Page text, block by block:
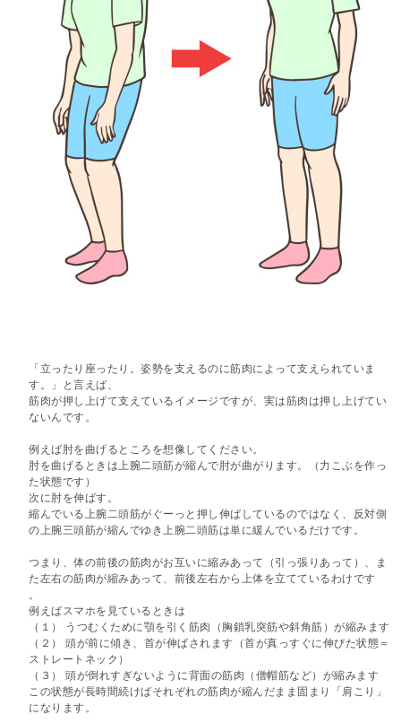
「立ったり座ったり。姿勢を支えるのに筋肉によって支えられていま
す。」と言えば、
筋肉が押し上げて支えているイメージですが、実は筋肉は押し上げてい
ないんです。
例えば肘を曲げるところを想像してください。
肘を曲げるときは上腕二頭筋が縮んで肘が曲がります。（力こぶを作っ
た状態です）
次に肘を伸ばす。
縮んでいる上腕二頭筋がぐーっと押し伸ばしているのではなく、反対側
の上腕三頭筋が縮んでゆき上腕二頭筋は単に緩んでいるだけです。
つまり、体の前後の筋肉がお互いに縮みあって（引っ張りあって）、ま
た左右の筋肉が縮みあって、前後左右から上体を立てているわけです
。
例えばスマホを見ているときは
（１） うつむくために顎を引く筋肉（胸鎖乳突筋や斜角筋）が縮みます
（２） 頭が前に傾き、首が伸ばされます（首が真っすぐに伸びた状態＝
ストレートネック）
（３） 頭が倒れすぎないように背面の筋肉（僧帽筋など）が縮みます
この状態が長時間続けばそれぞれの筋肉が縮んだまま固まり「肩こり」
になります。